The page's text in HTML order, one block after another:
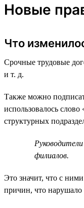
Новые
Что
Срочные трудовые
и т. д.
Также можно
использовалось
структурных
филиалов.
Это значит, что с
причин, что нарушало